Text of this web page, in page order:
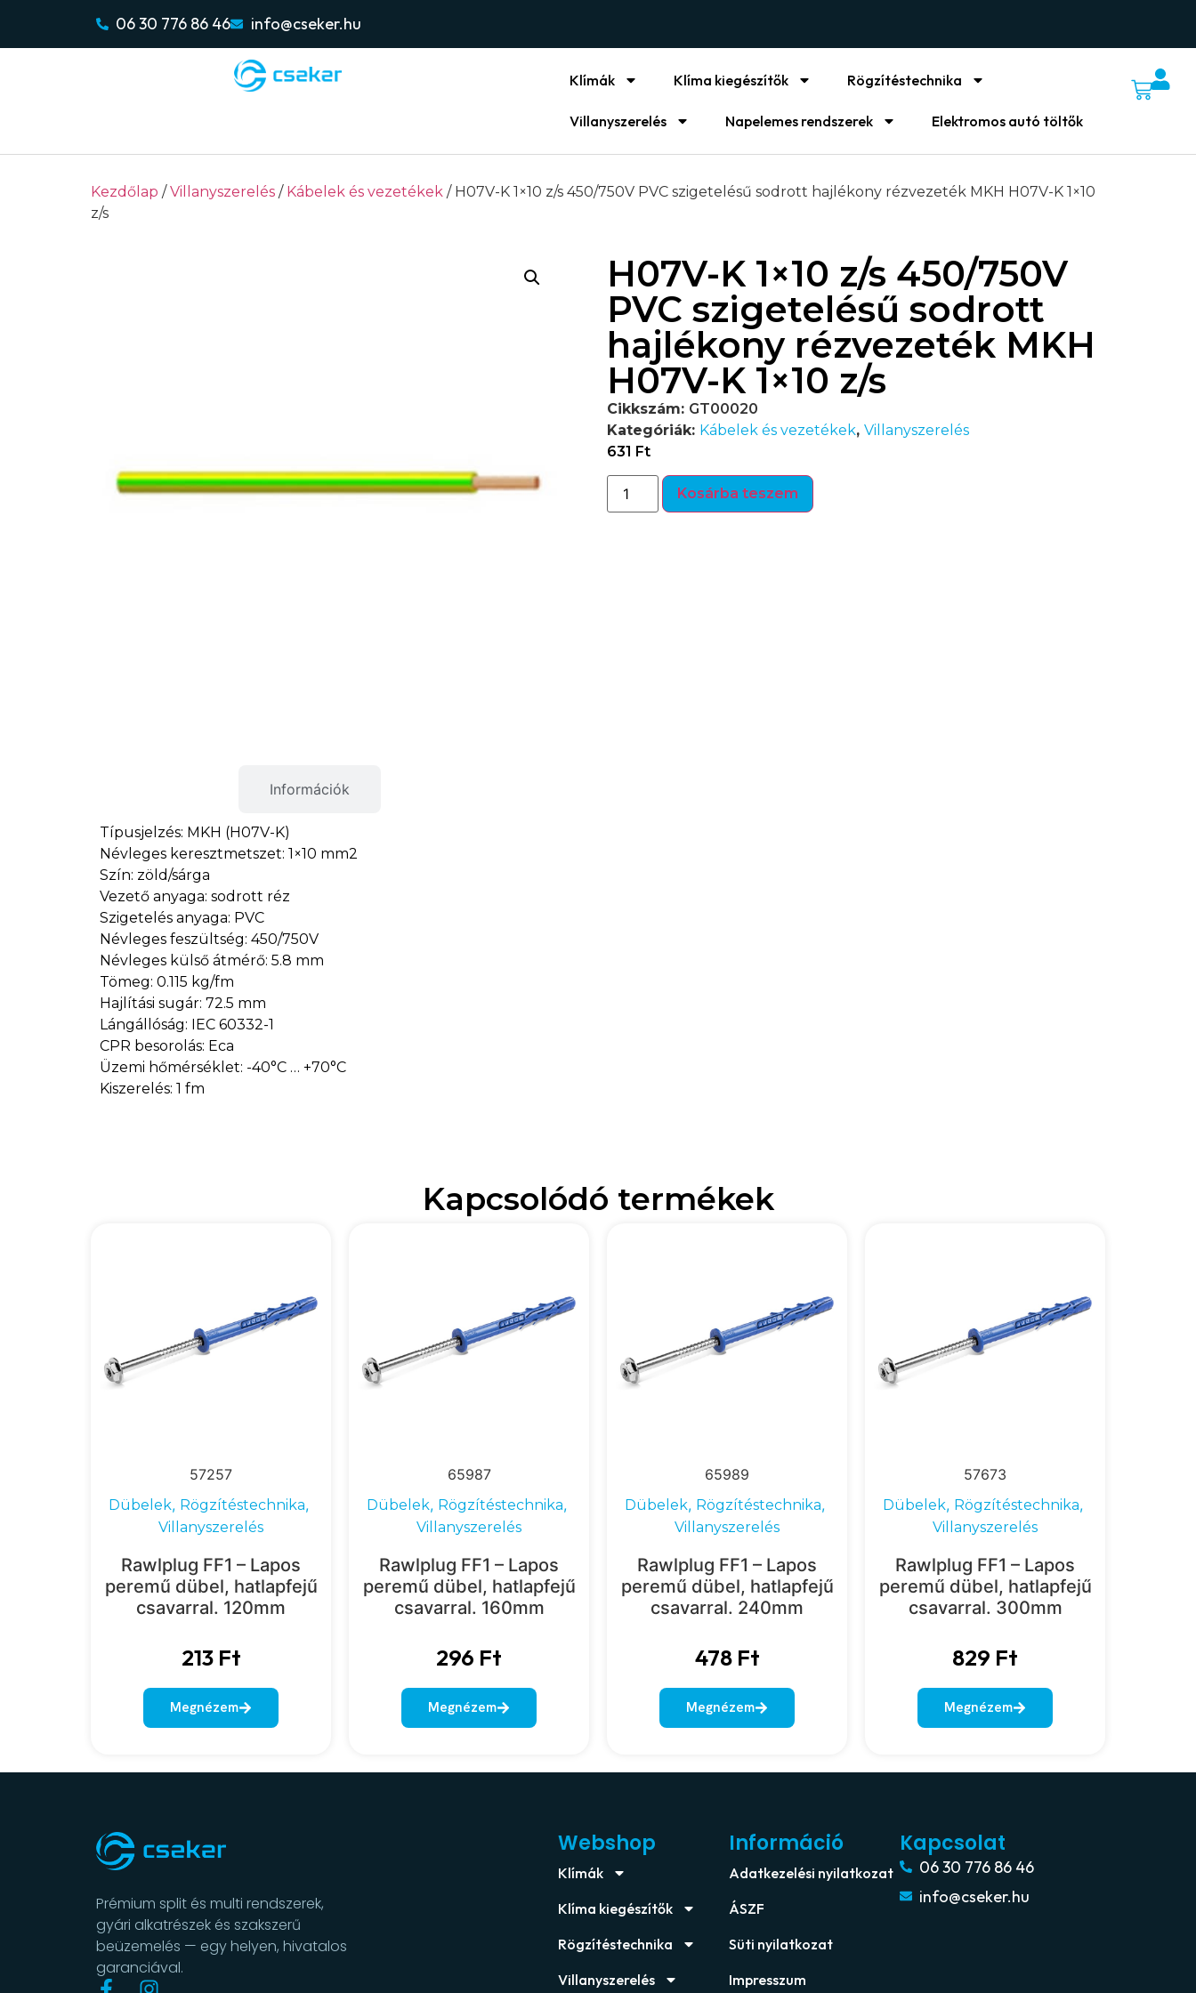
06 30 776 86 46 info@cseker.hu
Klímák Klíma kiegészítők Rögzítéstechnika
Villanyszerelés Napelemes rendszerek Elektromos autó töltők
Kezdőlap /Villanyszerelés / Kábelek és vezetékek / H07V-K 1×10 z/s 450/750V PVC szigetelésű sodrott hajlékony rézvezeték MKH H07V-K 1×10
z/s
H07V-K 1×10 z/s 450/750V
PVC szigetelésű sodrott
hajlékony rézvezeték MKH
H07V-K 1×10 z/s
Cikkszám: GT00020
Kategóriák: Kábelek és vezetékek, Villanyszerelés
631 Ft
Kosárba teszem
Információk
Típusjelzés: MKH (H07V-K)
Névleges keresztmetszet: 1×10 mm2
Szín: zöld/sárga
Vezető anyaga: sodrott réz
Szigetelés anyaga: PVC
Névleges feszültség: 450/750V
Névleges külső átmérő: 5.8 mm
Tömeg: 0.115 kg/fm
Hajlítási sugár: 72.5 mm
Lángállóság: IEC 60332-1
CPR besorolás: Eca
Üzemi hőmérséklet: -40°C … +70°C
Kiszerelés: 1 fm
Kapcsolódó termékek
57257
Dübelek, Rögzítéstechnika,
Villanyszerelés
Rawlplug FF1 – Lapos
peremű dübel, hatlapfejű
csavarral. 120mm
213 Ft
Megnézem
65987
Dübelek, Rögzítéstechnika,
Villanyszerelés
Rawlplug FF1 – Lapos
peremű dübel, hatlapfejű
csavarral. 160mm
296 Ft
Megnézem
65989
Dübelek, Rögzítéstechnika,
Villanyszerelés
Rawlplug FF1 – Lapos
peremű dübel, hatlapfejű
csavarral. 240mm
478 Ft
Megnézem
57673
Dübelek, Rögzítéstechnika,
Villanyszerelés
Rawlplug FF1 – Lapos
peremű dübel, hatlapfejű
csavarral. 300mm
829 Ft
Megnézem
Prémium split és multi rendszerek,
gyári alkatrészek és szakszerű
beüzemelés — egy helyen, hivatalos
garanciával.
Webshop
Klímák
Klíma kiegészítők
Rögzítéstechnika
Villanyszerelés
Információ
Adatkezelési nyilatkozat
ÁSZF
Süti nyilatkozat
Impresszum
Kapcsolat
06 30 776 86 46
info@cseker.hu